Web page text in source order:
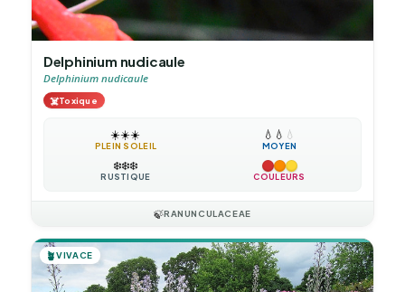
Delphinium nudicaule
Delphinium nudicaule
☠️Toxique
☀️☀️☀️
PLEIN SOLEIL
💧 💧 💧
MOYEN
❄️❄️❄️
RUSTIQUE COULEURS
🍃RANUNCULACEAE
🪴VIVACE